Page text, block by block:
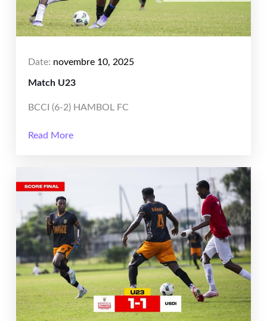
Date: novembre 10, 2025
Match U23
BCCI (6-2) HAMBOL FC
Read More